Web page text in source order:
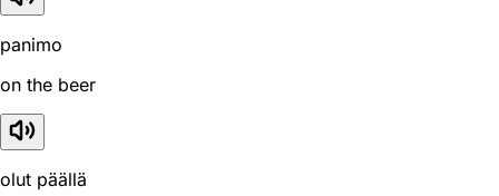
panimo
on the beer
olut päällä